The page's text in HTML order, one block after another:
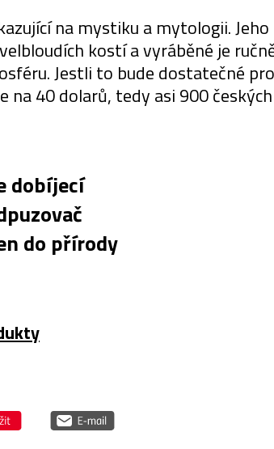
na mystiku a mytologii.
kostí a vyráběné je
Jestli to bude dostatečné
40 dolarů, tedy asi 900
dobíjecí
do přírody